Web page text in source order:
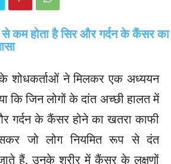
शोधकर्ताओं ने मिलकर एक अध्ययन
कि जिन लोगों के दांत अच्छी हालत में
गर्दन के कैंसर होने का खतरा काफी
जो लोग नियमित रूप से दंत
हैं, उनके शरीर में कैंसर के लक्षणों